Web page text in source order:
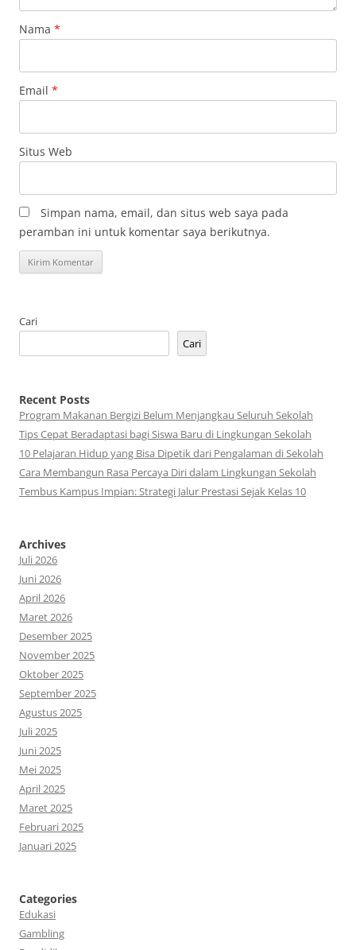
Nama *
Email *
Situs Web
Simpan nama, email, dan situs web saya pada
peramban ini untuk komentar saya berikutnya.
Cari
Cari
Recent Posts
Program Makanan Bergizi Belum Menjangkau Seluruh Sekolah
Tips Cepat Beradaptasi bagi Siswa Baru di Lingkungan Sekolah
10 Pelajaran Hidup yang Bisa Dipetik dari Pengalaman di Sekolah
Cara Membangun Rasa Percaya Diri dalam Lingkungan Sekolah
Tembus Kampus Impian: Strategi Jalur Prestasi Sejak Kelas 10
Archives
Juli 2026
Juni 2026
April 2026
Maret 2026
Desember 2025
November 2025
Oktober 2025
September 2025
Agustus 2025
Juli 2025
Juni 2025
Mei 2025
April 2025
Maret 2025
Februari 2025
Januari 2025
Categories
Edukasi
Gambling